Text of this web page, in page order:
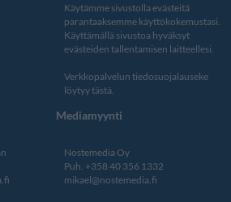
Käytämme sivustolla evästeitä
parantaaksemme käyttökokemustasi.
Käyttämällä sivustoa hyväksyt
evästeiden tallentamisen laitteellesi.
Verkkopalvelun tiedosuojalauseke
löytyy tästä
Mediamyynti
Nostemedia Oy
Puh. +358 40 356 1332
mikael@nostemedia.fi